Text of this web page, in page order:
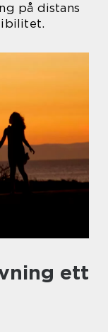
på distans
ett